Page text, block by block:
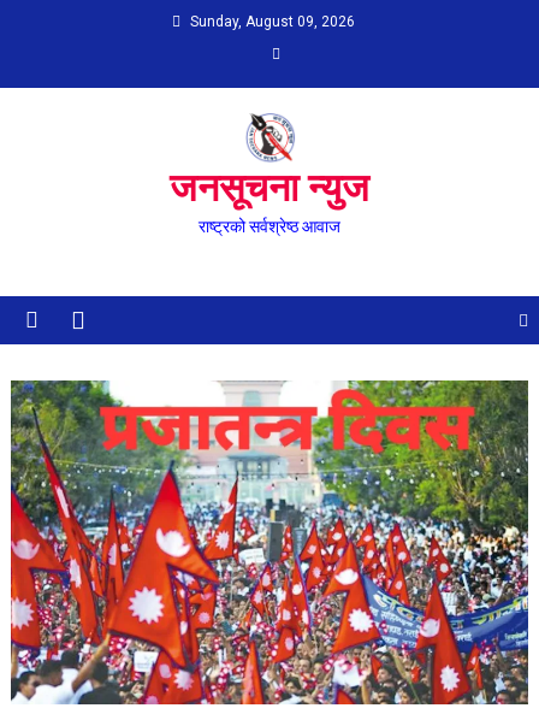
Sunday, August 09, 2026
जनसूचना न्युज
राष्ट्रको सर्वश्रेष्ठ आवाज